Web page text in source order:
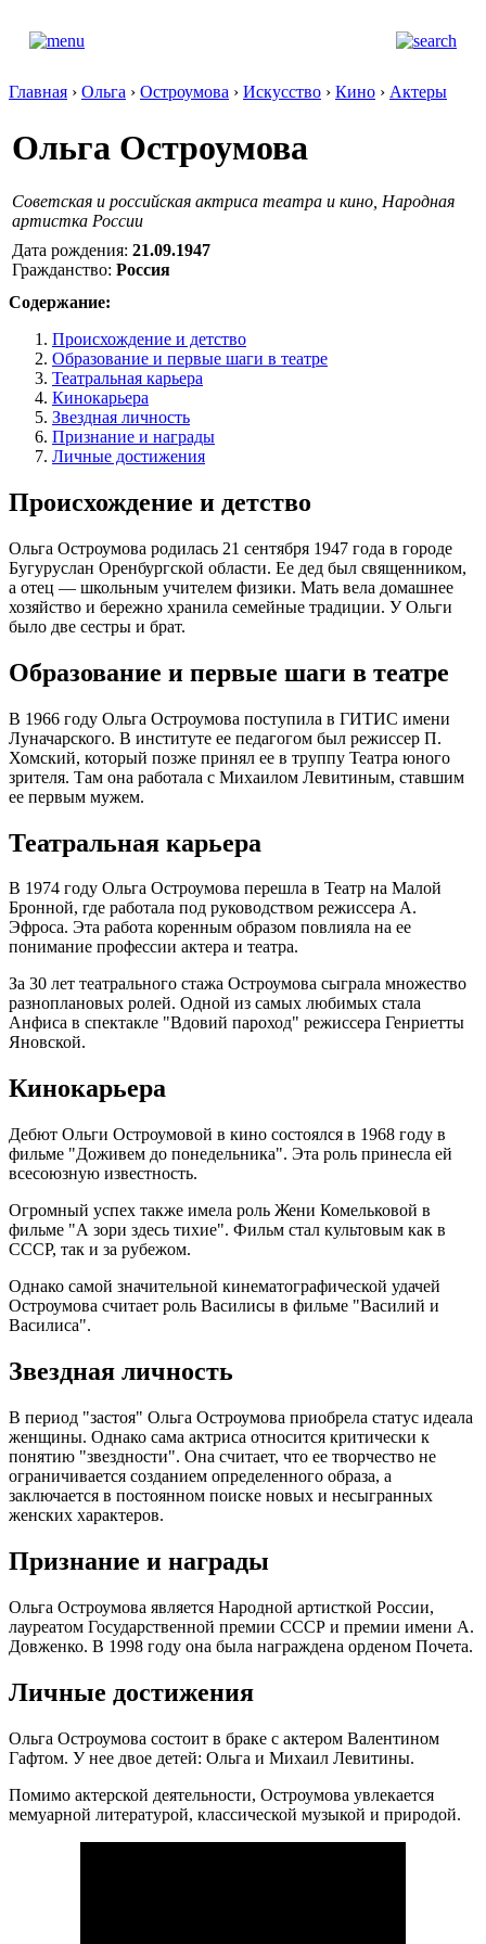
Главная › Ольга › Остроумова › Искусство › Кино › Актеры
Ольга Остроумова
Советская и российская актриса театра и кино, Народная
артистка России
Дата рождения: 21.09.1947
Гражданство: Россия
Содержание:
Происхождение и детство
Образование и первые шаги в театре
Театральная карьера
Кинокарьера
Звездная личность
Признание и награды
Личные достижения
Происхождение и детство
Ольга Остроумова родилась 21 сентября 1947 года в городе
Бугуруслан Оренбургской области. Ее дед был священником,
а отец — школьным учителем физики. Мать вела домашнее
хозяйство и бережно хранила семейные традиции. У Ольги
было две сестры и брат.
Образование и первые шаги в театре
В 1966 году Ольга Остроумова поступила в ГИТИС имени
Луначарского. В институте ее педагогом был режиссер П.
Хомский, который позже принял ее в труппу Театра юного
зрителя. Там она работала с Михаилом Левитиным, ставшим
ее первым мужем.
Театральная карьера
В 1974 году Ольга Остроумова перешла в Театр на Малой
Бронной, где работала под руководством режиссера А.
Эфроса. Эта работа коренным образом повлияла на ее
понимание профессии актера и театра.
За 30 лет театрального стажа Остроумова сыграла множество
разноплановых ролей. Одной из самых любимых стала
Анфиса в спектакле "Вдовий пароход" режиссера Генриетты
Яновской.
Кинокарьера
Дебют Ольги Остроумовой в кино состоялся в 1968 году в
фильме "Доживем до понедельника". Эта роль принесла ей
всесоюзную известность.
Огромный успех также имела роль Жени Комельковой в
фильме "А зори здесь тихие". Фильм стал культовым как в
СССР, так и за рубежом.
Однако самой значительной кинематографической удачей
Остроумова считает роль Василисы в фильме "Василий и
Василиса".
Звездная личность
В период "застоя" Ольга Остроумова приобрела статус идеала
женщины. Однако сама актриса относится критически к
понятию "звездности". Она считает, что ее творчество не
ограничивается созданием определенного образа, а
заключается в постоянном поиске новых и несыгранных
женских характеров.
Признание и награды
Ольга Остроумова является Народной артисткой России,
лауреатом Государственной премии СССР и премии имени А.
Довженко. В 1998 году она была награждена орденом Почета.
Личные достижения
Ольга Остроумова состоит в браке с актером Валентином
Гафтом. У нее двое детей: Ольга и Михаил Левитины.
Помимо актерской деятельности, Остроумова увлекается
мемуарной литературой, классической музыкой и природой.